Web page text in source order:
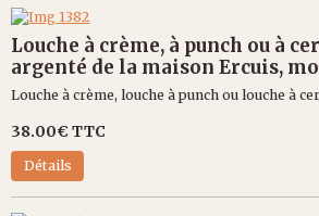
Louche à crème, à punch ou à
argenté de la maison Ercuis,
Louche à crème, louche à punch ou louche à
38.00€ TTC
Détails